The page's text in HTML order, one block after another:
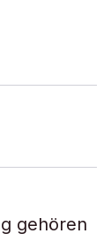
gehören